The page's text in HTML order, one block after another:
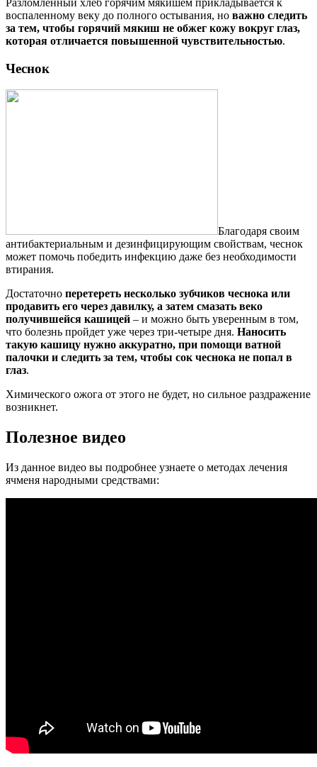
воспаленному веку до полного остывания, но важно следить
за тем, чтобы горячий мякиш не обжег кожу вокруг глаз,
которая отличается повышенной чувствительностью.
Чеснок
Благодаря своим
антибактериальным и дезинфицирующим свойствам, чеснок
может помочь победить инфекцию даже без необходимости
втирания.
Достаточно перетереть несколько зубчиков чеснока или
продавить его через давилку, а затем смазать веко
получившейся кашицей – и можно быть уверенным в том,
что болезнь пройдет уже через три-четыре дня. Наносить
такую кашицу нужно аккуратно, при помощи ватной
палочки и следить за тем, чтобы сок чеснока не попал в
глаз.
Химического ожога от этого не будет, но сильное раздражение
возникнет.
Полезное видео
Из данное видео вы подробнее узнаете о методах лечения
ячменя народными средствами: